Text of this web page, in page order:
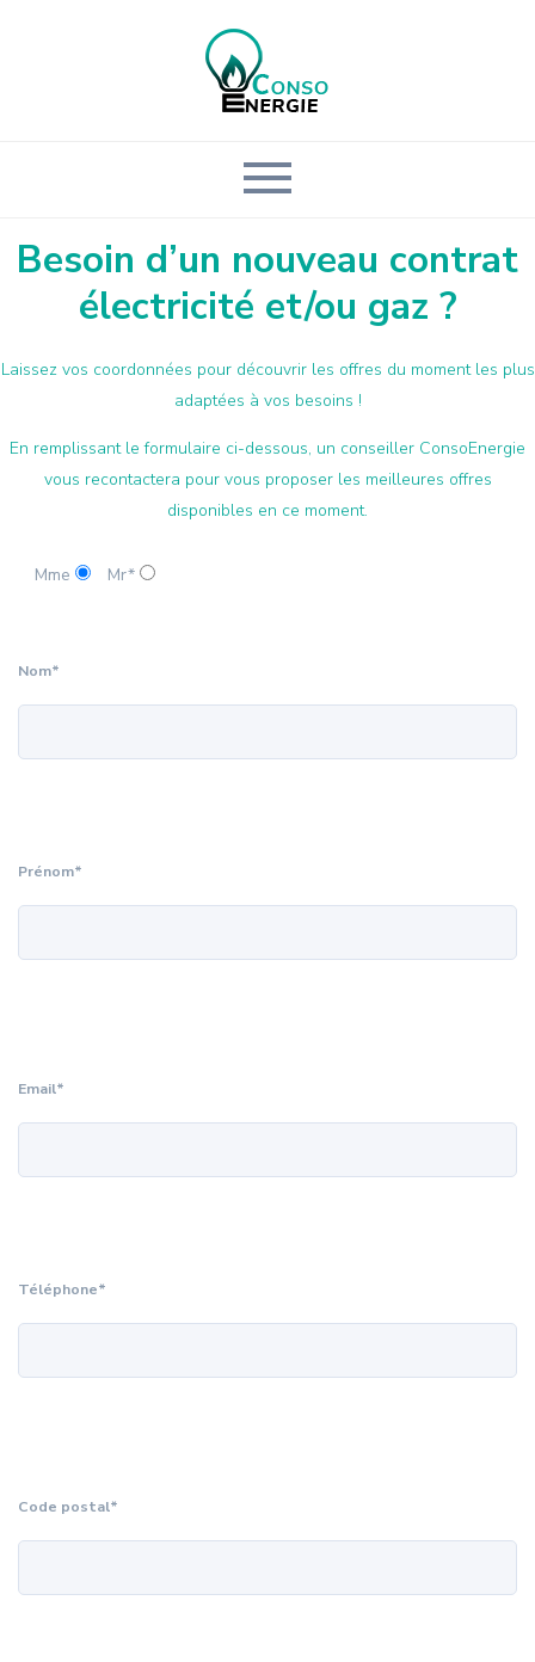
Besoin d’un nouveau contrat
électricité et/ou gaz ?
Laissez vos coordonnées pour découvrir les offres du moment les plus
adaptées à vos besoins !
En remplissant le formulaire ci-dessous, un conseiller ConsoEnergie
vous recontactera pour vous proposer les meilleures offres
disponibles en ce moment.
Mme Mr*
Nom*
Prénom*
Email*
Téléphone*
Code postal*